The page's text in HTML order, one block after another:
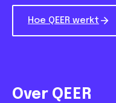
Hoe QEER werkt
Over QEER